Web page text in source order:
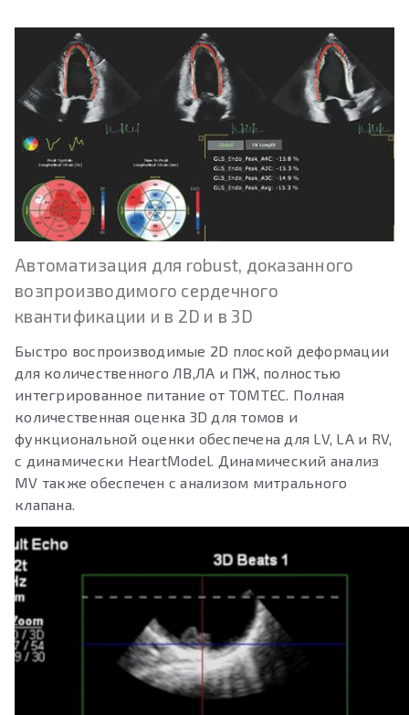
Автоматизация для robust, доказанного
возпроизводимого сердечного
квантификации и в 2D и в 3D
Быстро воспроизводимые 2D плоской деформации
для количественного ЛВ,ЛА и ПЖ, полностью
интегрированное питание от TOMTEC. Полная
количественная оценка 3D для томов и
функциональной оценки обеспечена для LV, LA и RV,
с динамически HeartModel. Динамический анализ
MV также обеспечен с анализом митрального
клапана.